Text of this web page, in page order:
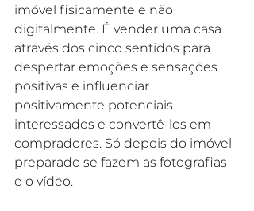
imóvel fisicamente e não
digitalmente. É vender uma casa
através dos cinco sentidos para
despertar emoções e sensações
positivas e influenciar
positivamente potenciais
interessados e convertê-los em
compradores. Só depois do imóvel
preparado se fazem as fotografias
e o vídeo.